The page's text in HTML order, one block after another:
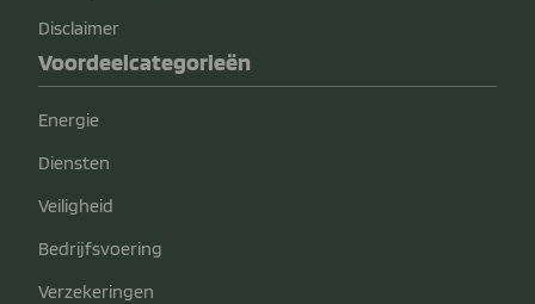
Disclaimer
Voordeelcategorieën
Energie
Diensten
Veiligheid
Bedrijfsvoering
Verzekeringen